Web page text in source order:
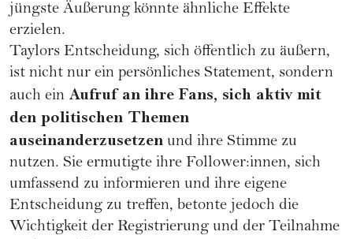
jüngste Äußerung könnte ähnliche Effekte
erzielen.
Taylors Entscheidung, sich öffentlich zu äußern,
ist nicht nur ein persönliches Statement, sondern
auch ein Aufruf an ihre Fans, sich aktiv mit
den politischen Themen
auseinanderzusetzen und ihre Stimme zu
nutzen. Sie ermutigte ihre Follower:innen, sich
umfassend zu informieren und ihre eigene
Entscheidung zu treffen, betonte jedoch die
Wichtigkeit der Registrierung und der Teilnahme